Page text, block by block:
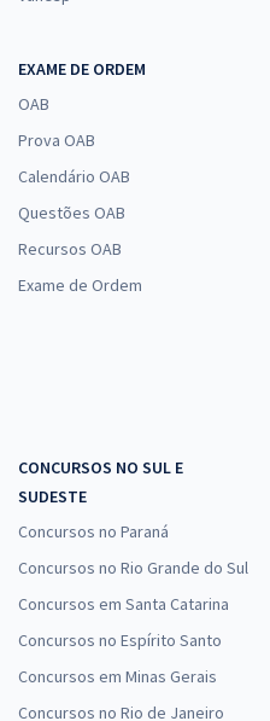
EXAME DE ORDEM
OAB
Prova OAB
Calendário OAB
Questões OAB
Recursos OAB
Exame de Ordem
CONCURSOS NO SUL E
SUDESTE
Concursos no Paraná
Concursos no Rio Grande do Sul
Concursos em Santa Catarina
Concursos no Espírito Santo
Concursos em Minas Gerais
Concursos no Rio de Janeiro